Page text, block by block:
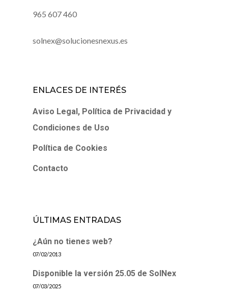
965 607 460
solnex@solucionesnexus.es
ENLACES DE INTERÉS
Aviso Legal, Política de Privacidad y
Condiciones de Uso
Política de Cookies
Contacto
ÚLTIMAS ENTRADAS
¿Aún no tienes web?
07/02/2013
Disponible la versión 25.05 de SolNex
07/03/2025